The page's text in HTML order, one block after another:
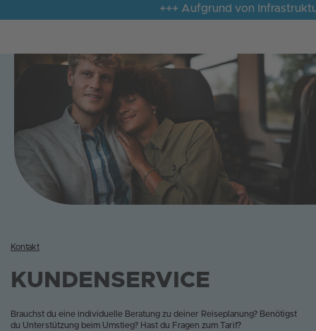
+++ Aufgrund von
Kontakt
KUNDENSERVICE
Brauchst du eine individuelle Beratung zu deiner Reiseplanung? Benötigst
du Unterstützung beim Umstieg? Hast du Fragen zum Tarif?